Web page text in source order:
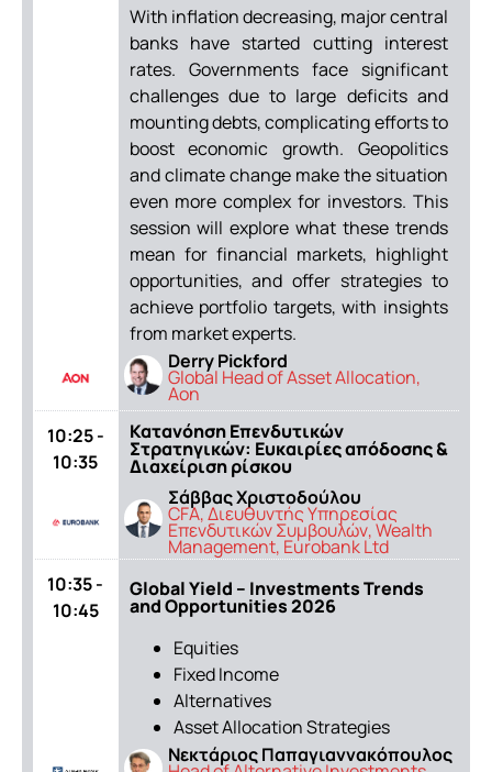
With inflation decreasing, major central
banks have started cutting interest
rates. Governments face significant
challenges due to large deficits and
mounting debts, complicating efforts to
boost economic growth. Geopolitics
and climate change make the situation
even more complex for investors. This
session will explore what these trends
mean for financial markets, highlight
opportunities, and offer strategies to
achieve portfolio targets, with insights
from market experts.
Derry Pickford
Global Head of Asset Allocation,
Aon
10:25 -
10:35
Κατανόηση Επενδυτικών
Στρατηγικών: Ευκαιρίες απόδοσης &
Διαχείριση ρίσκου
Σάββας Χριστοδούλου
CFA, Διευθυντής Υπηρεσίας
Επενδυτικών Συμβουλών, Wealth
Management, Eurobank Ltd
10:35 -
10:45
Global Yield – Investments Trends
and Opportunities 2026
Equities
Fixed Income
Alternatives
Asset Allocation Strategies
Νεκτάριος Παπαγιαννακόπουλος